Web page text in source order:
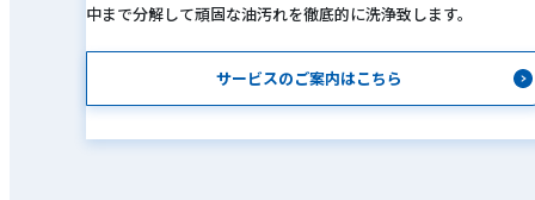
中まで分解して頑固な油汚れを徹底的に洗浄致します。
サービスのご案内はこちら